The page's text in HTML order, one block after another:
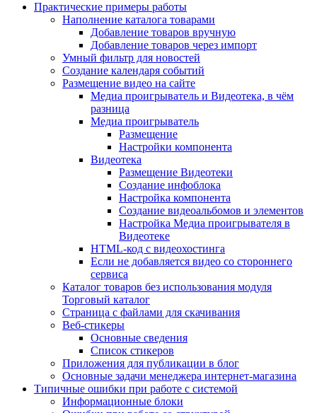
Практические примеры работы
Наполнение каталога товарами
Добавление товаров вручную
Добавление товаров через импорт
Умный фильтр для новостей
Создание календаря событий
Размещение видео на сайте
Медиа проигрыватель и Видеотека, в чём
разница
Медиа проигрыватель
Размещение
Настройки компонента
Видеотека
Размещение Видеотеки
Создание инфоблока
Настройка компонента
Создание видеоальбомов и элементов
Настройка Медиа проигрывателя в
Видеотеке
HTML-код с видеохостинга
Если не добавляется видео со стороннего
сервиса
Каталог товаров без использования модуля
Торговый каталог
Страница с файлами для скачивания
Веб-стикеры
Основные сведения
Список стикеров
Приложения для публикации в блог
Основные задачи менеджера интернет-магазина
Типичные ошибки при работе с системой
Информационные блоки